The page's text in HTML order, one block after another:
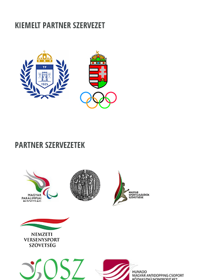
KIEMELT PARTNER SZERVEZET
PARTNER SZERVEZETEK